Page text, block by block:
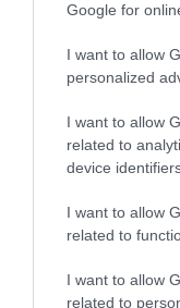
Google for
I want to allow
personalized
I want to allow
related to
device
I want to allow
related to
I want to allow
related to
Αντώνης
νέου παίκτη
Ζει μόνιμα στο